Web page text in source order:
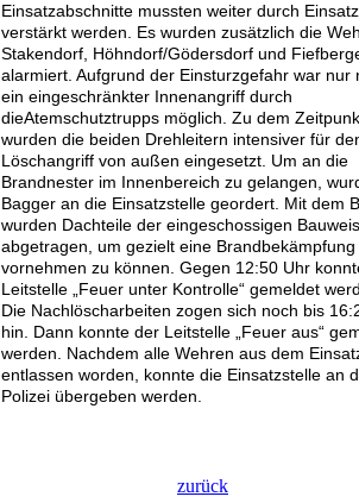
Einsatzabschnitte mussten weiter durch
verstärkt werden. Es wurden zusätzlich die
Stakendorf, Höhndorf/Gödersdorf und
alarmiert. Aufgrund der Einsturzgefahr war nur
ein eingeschränkter Innenangriff durch
dieAtemschutztrupps möglich. Zu dem
wurden die beiden Drehleitern intensiver für
Löschangriff von außen eingesetzt. Um an die
Brandnester im Innenbereich zu gelangen,
Bagger an die Einsatzstelle geordert. Mit dem
wurden Dachteile der eingeschossigen
abgetragen, um gezielt eine Brandbekämpfung
vornehmen zu können. Gegen 12:50 Uhr
Leitstelle „Feuer unter Kontrolle“ gemeldet
Die Nachlöscharbeiten zogen sich noch bis
hin. Dann konnte der Leitstelle „Feuer aus“
werden. Nachdem alle Wehren aus dem
entlassen worden, konnte die Einsatzstelle an
Polizei übergeben werden.
zurück